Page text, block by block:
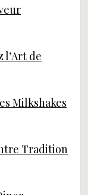
l’Art de
Milkshakes
Tradition